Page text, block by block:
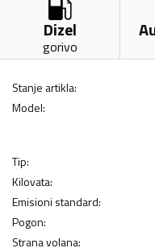
Dizel
gorivo
Stanje artikla:
Model:
Tip:
Kilovata:
Emisioni standard:
Pogon:
Strana volana: